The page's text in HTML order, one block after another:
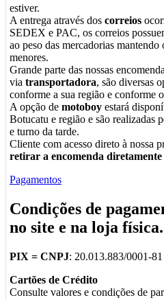
estiver.
A entrega através dos correios
SEDEX e PAC, os correios
ao peso das mercadorias
menores.
Grande parte das nossas
via transportadora, são diversas
conforme a sua região e conforme
A opção de motoboy estará
Botucatu e região e são realizadas
e turno da tarde.
Cliente com acesso direto à nossa
retirar a encomenda diretamente
Pagamentos
Condições de
no site e na loja física.
PIX = CNPJ: 20.013.883/0001-
Cartões de Crédito
Consulte valores e condições de